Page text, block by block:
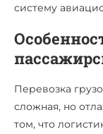
систему
Перевозка
сложная, но
том, что